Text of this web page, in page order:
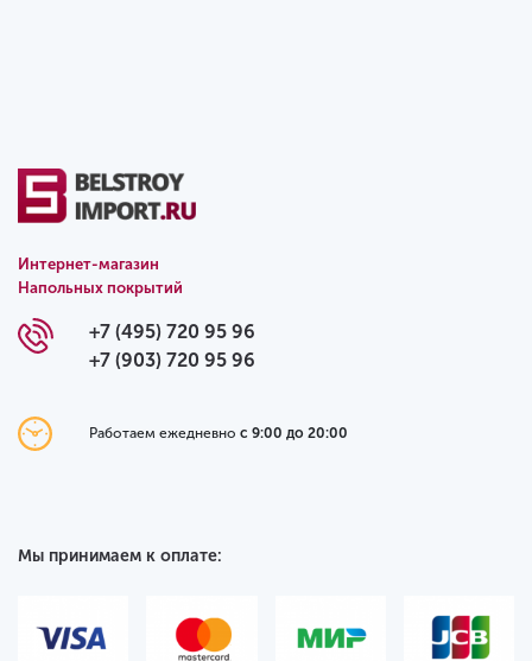
Интернет-магазин
Напольных покрытий
+7 (495) 720 95 96
+7 (903) 720 95 96
Работаем ежедневно с 9:00 до 20:00
Мы принимаем к оплате: